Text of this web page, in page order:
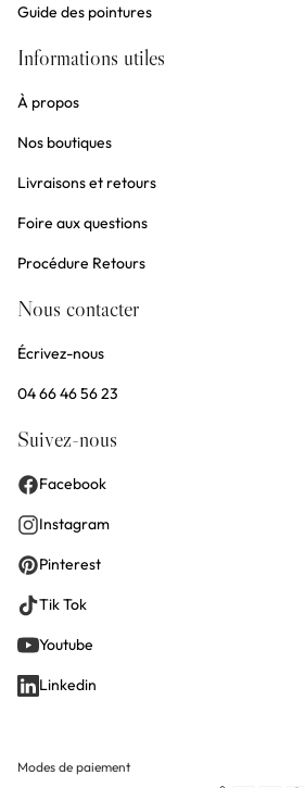
Guide des pointures
Informations utiles
À propos
Nos boutiques
Livraisons et retours
Foire aux questions
Procédure Retours
Nous contacter
Écrivez-nous
04 66 46 56 23
Suivez-nous
Facebook
Instagram
Pinterest
Tik Tok
Youtube
Linkedin
Modes de paiement